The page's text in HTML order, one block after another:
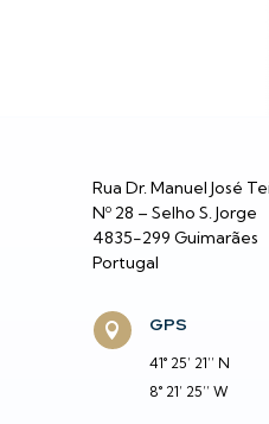
Rua Dr. Manuel José
Nº 28 – Selho S. Jorge
4835-299 Guimarães
Portugal
 GPS
41° 25’ 21’’ N
8° 21’ 25’’ W